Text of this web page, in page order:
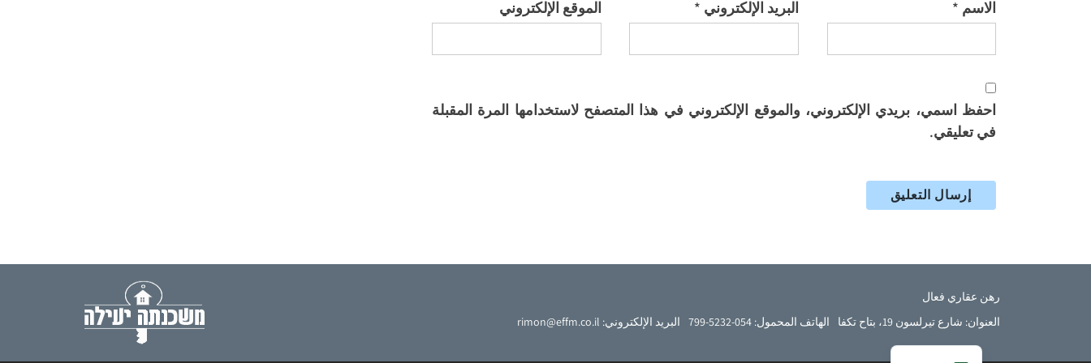
الاسم * البريد الإلكتروني * الموقع الإلكتروني
احفظ اسمي، بريدي الإلكتروني، والموقع الإلكتروني في هذا المتصفح لاستخدامها المرة المقبلة
في تعليقي.
رهن عقاري فعال
العنوان: شارع تيرلسون 19، بتاح تكفا
الهاتف المحمول: 054-5232-799 البريد الإلكتروني: rimon@effm.co.il
English